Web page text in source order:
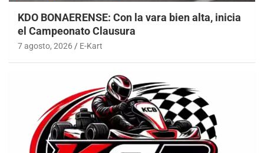
KDO BONAERENSE: Con la vara bien alta, inicia
el Campeonato Clausura
7 agosto, 2026 E-Kart